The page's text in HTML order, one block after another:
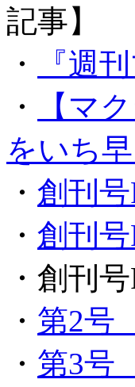
記事】
・
『週
・
【マ
をいち
・ 創刊
・ 創刊
・創刊
・ 第2号
・ 第3号